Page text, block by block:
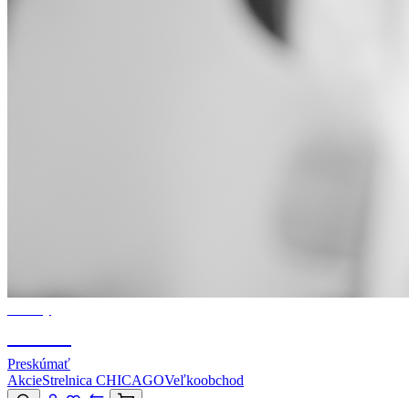
Preskúmať
AkcieStrelnica CHICAGOVeľkoobchod